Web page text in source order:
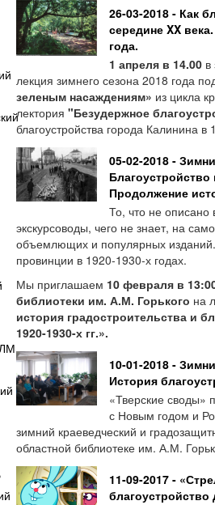
26-03-2018 - Как
середине XX
года.
1 апреля в 14.00в
лекция зимнего сезона 2018 года
зеленым насаждениям» из цикла
лектория "Безудержное
благоустройства города Калинина в
05-02-2018 -
Продолжение
То, что не описано
экскурсоводы, чего не знает, на
объемлющих и популярных изданий.
провинции в 1920-1930-х годах.
Мы приглашаем 10 февраля в
библиотеки им. А.М. Горького на
история градостроительства и
1920-1930-х гг.».
10-01-2018 -
История
«Тверские своды»
с Новым годом и
зимний краеведческий и
областной библиотеке им. А.М.
11-09-2017 -
благоустройство